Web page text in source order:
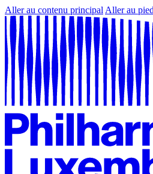
Aller au contenu principal Aller au